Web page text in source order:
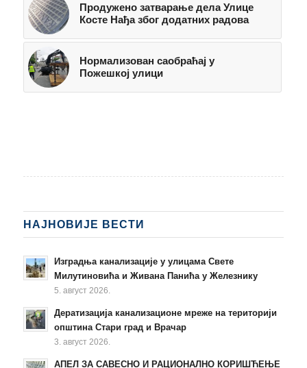
Продужено затварање дела Улице
Косте Нађа због додатних радова
Нормализован саобраћај у
Пожешкој улици
НАЈНОВИЈЕ ВЕСТИ
Изградња канализације у улицама Свете
Милутиновића и Живана Панића у Железнику
5. август 2026.
Дератизација канализационе мреже на територији
општина Стари град и Врачар
3. август 2026.
АПЕЛ ЗА САВЕСНО И РАЦИОНАЛНО КОРИШЋЕЊЕ